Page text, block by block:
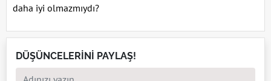
daha iyi olmazmıydı?
DÜŞÜNCELERİNİ PAYLAŞ!